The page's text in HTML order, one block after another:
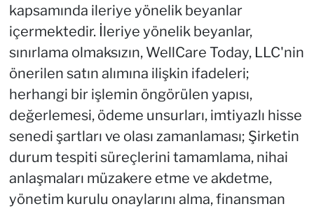
kapsamında ileriye yönelik beyanlar
içermektedir. İleriye yönelik beyanlar,
sınırlama olmaksızın, WellCare Today, LLC'nin
önerilen satın alımına ilişkin ifadeleri;
herhangi bir işlemin öngörülen yapısı,
değerlemesi, ödeme unsurları, imtiyazlı hisse
senedi şartları ve olası zamanlaması; Şirketin
durum tespiti süreçlerini tamamlama, nihai
anlaşmaları müzakere etme ve akdetme,
yönetim kurulu onaylarını alma, finansman